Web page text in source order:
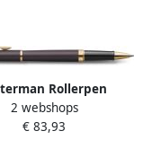
Rollerpen
Fashion Colors
black GT fijn
2 webshops
€ 83,93